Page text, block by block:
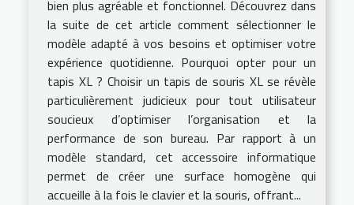
bien plus agréable et fonctionnel. Découvrez dans
la suite de cet article comment sélectionner le
modèle adapté à vos besoins et optimiser votre
expérience quotidienne. Pourquoi opter pour un
tapis XL ? Choisir un tapis de souris XL se révèle
particulièrement judicieux pour tout utilisateur
soucieux d’optimiser l’organisation et la
performance de son bureau. Par rapport à un
modèle standard, cet accessoire informatique
permet de créer une surface homogène qui
accueille à la fois le clavier et la souris, offrant...